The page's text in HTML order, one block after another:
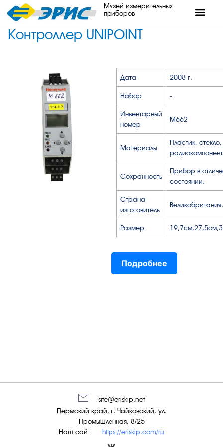
Музей измерительных
приборов
Контроллер UNIPOINT
Дата 2008 г.
Набор -
Инвентарный
номер
М662
Материалы
Пластик, стекло,
Сохранность
Прибор в
состоянии.
Страна-
изготовитель
Великобритания.
Размер
Подробнее
Наш сайт: https://eriskip.com/ru
Пермский край, г. Чайковский, ул.
Промышленная, 8/25
site@eriskip.net